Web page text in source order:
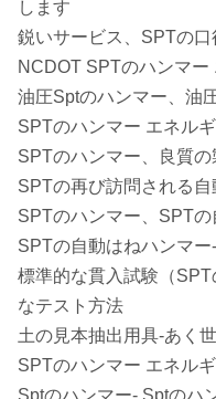
します
鋭いサービス、SPTの口
NCDOT SPTのハンマー
油圧Sptのハンマー、油
SPTのハンマー エネル
SPTのハンマー、良質
SPTの再び訪問される
SPTのハンマー、SPT
SPTの自動はねハンマ
標準的な貫入試験（
なテスト方法
土の見本抽出用具-あく
SPTのハンマー エネル
Sptのハンマー- Sptのハ